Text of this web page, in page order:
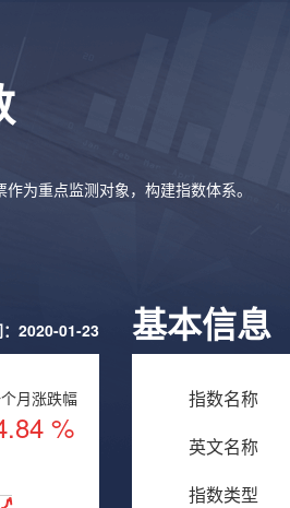
为重点监测对象，构建指数体系。
2020-01-23
月涨跌幅
%
基本信息
指数名称
英文名称
指数类型